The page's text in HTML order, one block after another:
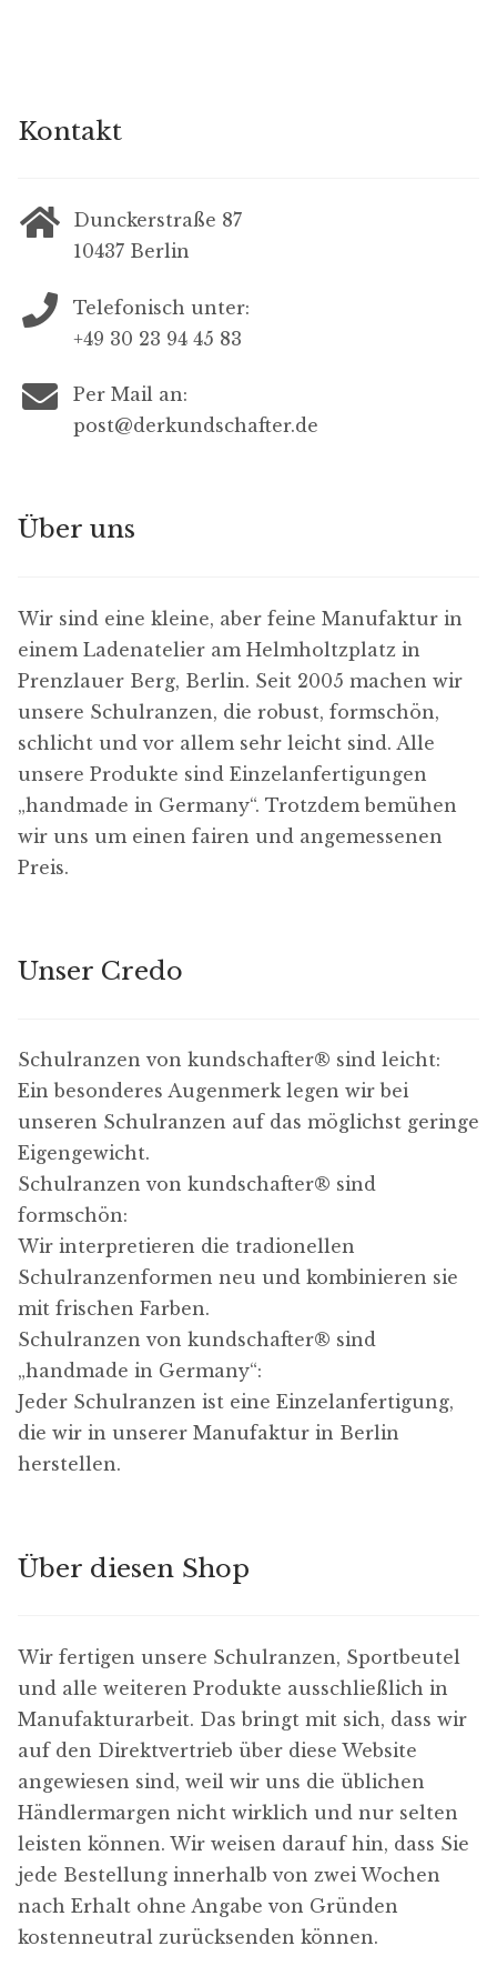
Kontakt
Dunckerstraße 87
10437 Berlin
Telefonisch unter:
+49 30 23 94 45 83
Per Mail an:
post@derkundschafter.de
Über uns
Wir sind eine kleine, aber feine Manufaktur in
einem Ladenatelier am Helmholtzplatz in
Prenzlauer Berg, Berlin. Seit 2005 machen wir
unsere Schulranzen, die robust, formschön,
schlicht und vor allem sehr leicht sind. Alle
unsere Produkte sind Einzelanfertigungen
„handmade in Germany“. Trotzdem bemühen
wir uns um einen fairen und angemessenen
Preis.
Unser Credo
Schulranzen von kundschafter​® sind leicht:
Ein besonderes Augenmerk legen wir bei
unseren Schulranzen auf das möglichst geringe
Eigengewicht.
Schulranzen von kundschafter​® sind
formschön:
Wir interpretieren die tradionellen
Schulranzenformen neu und kombinieren sie
mit frischen Farben.
Schulranzen von kundschafter​® sind
„handmade in Germany“:
Jeder Schulranzen ist eine Einzelanfertigung,
die wir in unserer Manufaktur in Berlin
herstellen.
Über diesen Shop
Wir fertigen unsere Schulranzen, Sportbeutel
und alle weiteren Produkte ausschließlich in
Manufakturarbeit. Das bringt mit sich, dass wir
auf den Direktvertrieb über diese Website
angewiesen sind, weil wir uns die üblichen
Händlermargen nicht wirklich und nur selten
leisten können. Wir weisen darauf hin, dass Sie
jede Bestellung innerhalb von zwei Wochen
nach Erhalt ohne Angabe von Gründen
kostenneutral zurücksenden können.
e
i
s
e